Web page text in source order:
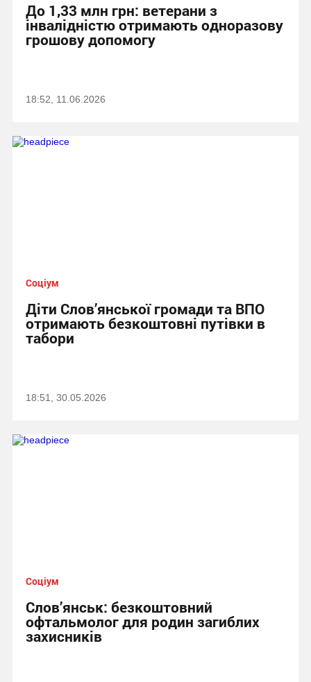
До 1,33 млн грн: ветерани з
інвалідністю отримають одноразову
грошову допомогу
18:52, 11.06.2026
Соціум
Діти Слов’янської громади та ВПО
отримають безкоштовні путівки в
табори
18:51, 30.05.2026
Соціум
Слов’янськ: безкоштовний
офтальмолог для родин загиблих
захисників